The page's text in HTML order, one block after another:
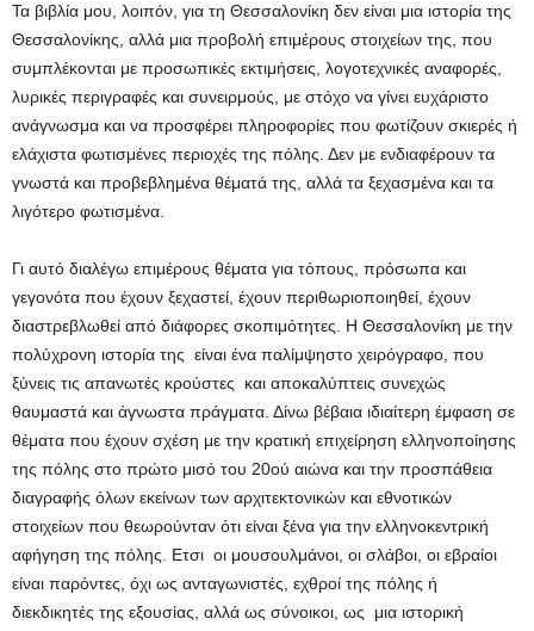
Τα βιβλία μου, λοιπόν, για τη Θεσσαλονίκη δεν είναι μια ιστορία της
Θεσσαλονίκης, αλλά μια προβολή επιμέρους στοιχείων της, που
συμπλέκονται με προσωπικές εκτιμήσεις, λογοτεχνικές αναφορές,
λυρικές περιγραφές και συνειρμούς, με στόχο να γίνει ευχάριστο
ανάγνωσμα και να προσφέρει πληροφορίες που φωτίζουν σκιερές ή
ελάχιστα φωτισμένες περιοχές της πόλης. Δεν με ενδιαφέρουν τα
γνωστά και προβεβλημένα θέματά της, αλλά τα ξεχασμένα και τα
λιγότερο φωτισμένα.
Γι αυτό διαλέγω επιμέρους θέματα για τόπους, πρόσωπα και
γεγονότα που έχουν ξεχαστεί, έχουν περιθωριοποιηθεί, έχουν
διαστρεβλωθεί από διάφορες σκοπιμότητες. Η Θεσσαλονίκη με την
πολύχρονη ιστορία της είναι ένα παλίμψηστο χειρόγραφο, που
ξύνεις τις απανωτές κρούστες και αποκαλύπτεις συνεχώς
θαυμαστά και άγνωστα πράγματα. Δίνω βέβαια ιδιαίτερη έμφαση σε
θέματα που έχουν σχέση με την κρατική επιχείρηση ελληνοποίησης
της πόλης στο πρώτο μισό του 20ού αιώνα και την προσπάθεια
διαγραφής όλων εκείνων των αρχιτεκτονικών και εθνοτικών
στοιχείων που θεωρούνταν ότι είναι ξένα για την ελληνοκεντρική
αφήγηση της πόλης. Ετσι οι μουσουλμάνοι, οι σλάβοι, οι εβραίοι
είναι παρόντες, όχι ως ανταγωνιστές, εχθροί της πόλης ή
διεκδικητές της εξουσίας, αλλά ως σύνοικοι, ως μια ιστορική